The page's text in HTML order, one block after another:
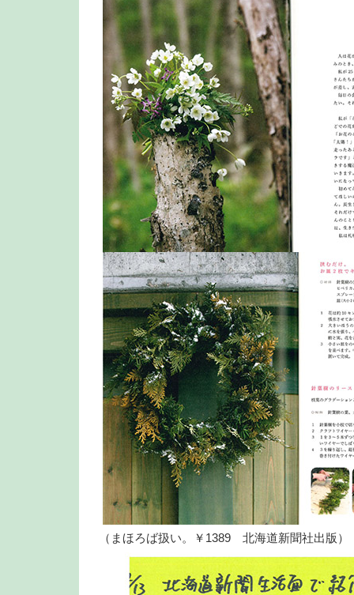
（まほろば扱い。￥1389 北海道新聞社出版）